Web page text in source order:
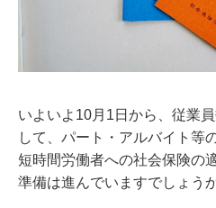
いよいよ10月1日から、従業
して、パート・アルバイト等
短時間労働者への社会保険の
準備は進んでいますでしょうか